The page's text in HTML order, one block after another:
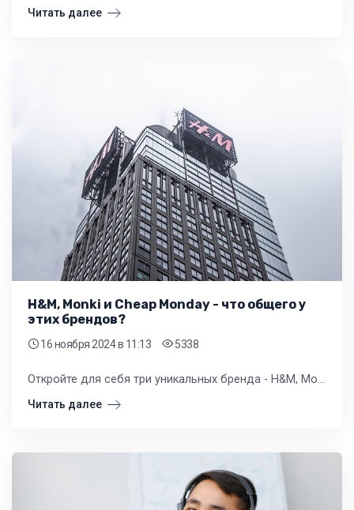
Читать далее
H&M, Monki и Cheap Monday - что общего у
этих брендов?
16 ноября 2024в 11:13 5338
Откройте для себя три уникальных бренда - H&M, Monki и Cheap Monday, которые предлагают высококачественную и стильную одежду и аксессуары для мужчин и женщин.
Читать далее